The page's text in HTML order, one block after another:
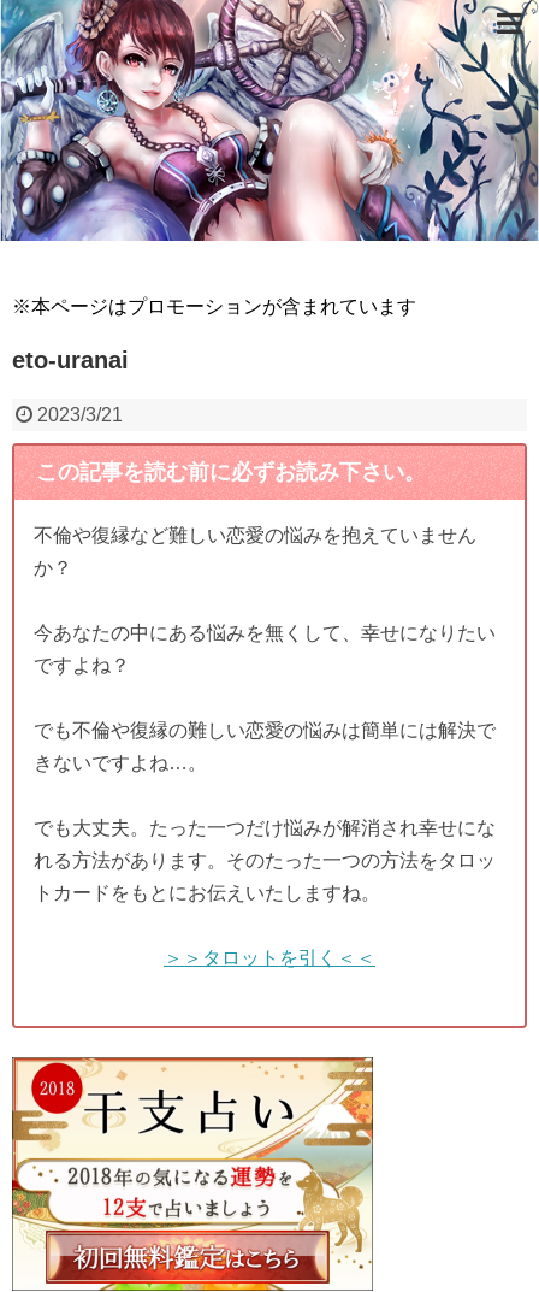
※本ページはプロモーションが含まれています
eto-uranai
2023/3/21
この記事を読む前に必ずお読み下さい。
不倫や復縁など難しい恋愛の悩みを抱えていません
か？
今あなたの中にある悩みを無くして、幸せになりたい
ですよね？
でも不倫や復縁の難しい恋愛の悩みは簡単には解決で
きないですよね…。
でも大丈夫。たった一つだけ悩みが解消され幸せにな
れる方法があります。そのたった一つの方法をタロッ
トカードをもとにお伝えいたしますね。
＞＞タロットを引く＜＜